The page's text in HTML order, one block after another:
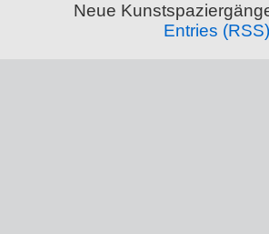
Neue
Entries (RSS)